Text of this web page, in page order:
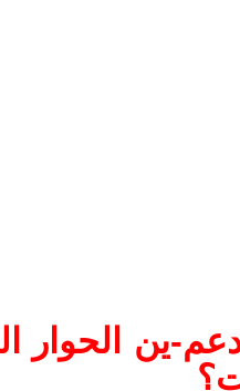
ين الحوار